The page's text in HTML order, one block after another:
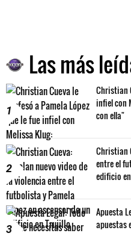
Las más
1
Christian
infiel con
con ella"
2
Christian
entre el
edificio
3
Apuesta
apuestas